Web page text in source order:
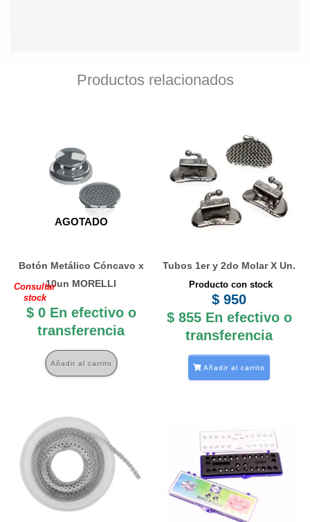
Productos relacionados
AGOTADO
Botón Metálico Cóncavo x
10un MORELLI
Consultar
stock
$0 En efectivo o
transferencia
Añadir al carrito
Tubos 1er y 2do Molar X Un.
Producto con stock
$ 950
$855 En efectivo o
transferencia
Añadir al carrito
múltiples
variantes.